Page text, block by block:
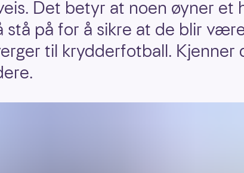
Det betyr at noen øyner et
stå på for å sikre at de blir
til krydderfotball. Kjenner